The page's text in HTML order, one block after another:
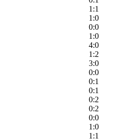
1:1
1:0
0:0
1:0
4:0
1:2
3:0
0:0
0:1
0:1
0:2
0:2
0:0
1:0
1:1